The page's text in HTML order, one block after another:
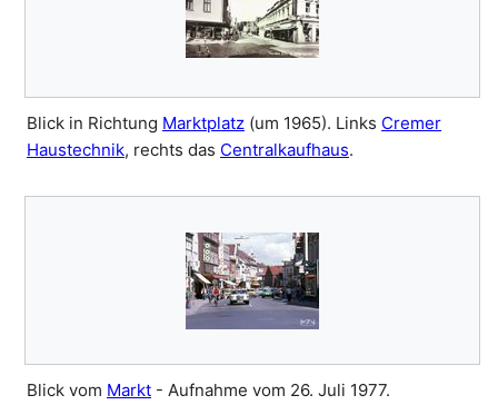
Blick in Richtung Marktplatz (um 1965). Links Cremer
Haustechnik, rechts das Centralkaufhaus.
Blick vom Markt - Aufnahme vom 26. Juli 1977.